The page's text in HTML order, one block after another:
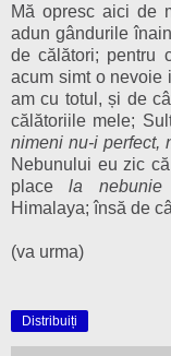
Mă opresc aici de
adun gândurile
de călători; pentru
acum simt o nevoie
am cu totul, și de
călătoriile mele;
nimeni nu-i perfect,
Nebunului eu zic
placela nebunie
Himalaya; însă de
(va urma)
Distribuiți